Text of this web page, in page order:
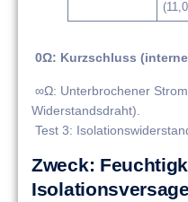
0Ω​​: Kurzschluss
∞Ω​​: Unterbrochener
Widerstandsdraht).
Test 3:
​​Zweck​​: